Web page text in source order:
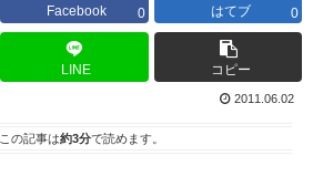
Facebook 0 はてブ 0
LINE コピー
2011.06.02
この記事は約3分で読めます。